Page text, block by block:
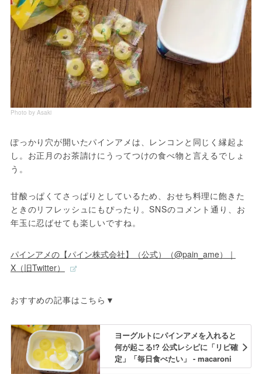
Photo by Asaki
ぽっかり穴が開いたパインアメは、レンコンと同じく縁起よ
し。お正月のお茶請けにうってつけの食べ物と言えるでしょ
う。
甘酸っぱくてさっぱりとしているため、おせち料理に飽きた
ときのリフレッシュにもぴったり。SNSのコメント通り、お
年玉に忍ばせても楽しいですね。
パインアメの【パイン株式会社】（公式）（@pain_ame）｜
X（旧Twitter）
おすすめの記事はこちら▼
ヨーグルトにパインアメを入れると
何が起こる!? 公式レシピに「リピ確
定」「毎日食べたい」 - macaroni